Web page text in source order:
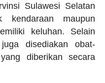
Sulawesi Selatan
maupun
keluhan. Selain
disediakan obat-
diberikan secara